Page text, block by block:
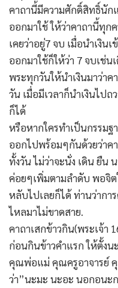
คาถานี้มีความศักดิ์สิทธิ์นัก
ออกมาใช้ ให้ว่าคาถานี้ทุก
เคยว่าอยู่7 จบ เมื่อนำเงิน
ออกมาใช้ก็ให้ว่า 7 จบเช่
พระทุกวันให้นำเงินมาว่า
วัน เมื่อมีเวลาก็นำเงินไป
ก็ได้
หรือหากใครทำเป็นกรรมฐ
ออกไปพร้อมๆกันด้วยว่าค
ทั้งวัน ไม่ว่าจะนั่ง เดิน ยื
ค่อยๆเพิ่มตามลำดับ พอจิ
หลับไปเลยก็ได้ ท่านว่ากา
ไหลมาไม่ขาดสาย.
คาถาเสกข้าวกิน(พระเจ้า
ก่อนกินข้าวคำแรก ให้ตั้ง
คุณพ่อแม่ คุณครูอาจารย์
ว่า”นะมะ นะอะ นอกอนะ